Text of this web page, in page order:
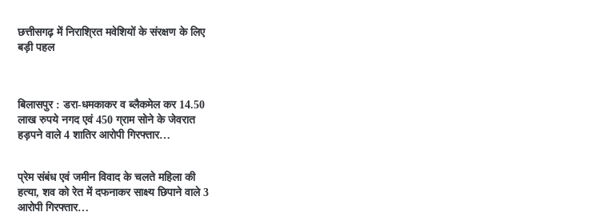
छत्तीसगढ़ में निराश्रित मवेशियों के संरक्षण के लिए
बड़ी पहल
बिलासपुर : डरा-धमकाकर व ब्लैकमेल कर 14.50
लाख रुपये नगद एवं 450 ग्राम सोने के जेवरात
हड़पने वाले 4 शातिर आरोपी गिरफ्तार…
प्रेम संबंध एवं जमीन विवाद के चलते महिला की
हत्या, शव को रेत में दफनाकर साक्ष्य छिपाने वाले 3
आरोपी गिरफ्तार…